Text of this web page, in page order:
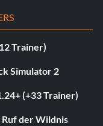
Trainer)
Simulator 2
(+33 Trainer)
der Wildnis